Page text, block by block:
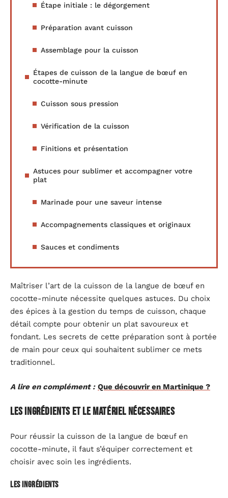
Étape initiale : le dégorgement
Préparation avant cuisson
Assemblage pour la cuisson
Étapes de cuisson de la langue de bœuf en
cocotte-minute
Cuisson sous pression
Vérification de la cuisson
Finitions et présentation
Astuces pour sublimer et accompagner votre
plat
Marinade pour une saveur intense
Accompagnements classiques et originaux
Sauces et condiments
Maîtriser l’art de la cuisson de la langue de bœuf en
cocotte-minute nécessite quelques astuces. Du choix
des épices à la gestion du temps de cuisson, chaque
détail compte pour obtenir un plat savoureux et
fondant. Les secrets de cette préparation sont à portée
de main pour ceux qui souhaitent sublimer ce mets
traditionnel.
A lire en complément : Que découvrir en Martinique ?
Les ingrédients et le matériel nécessaires
Pour réussir la cuisson de la langue de bœuf en
cocotte-minute, il faut s’équiper correctement et
choisir avec soin les ingrédients.
Les ingrédients